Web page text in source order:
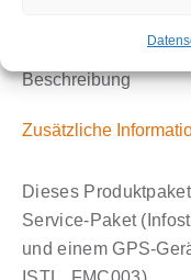
mit
Fahrtenbuch
Paket
Menge
Beschreibung
Zusätzliche
Dieses
Service-Paket
und einem GPS-